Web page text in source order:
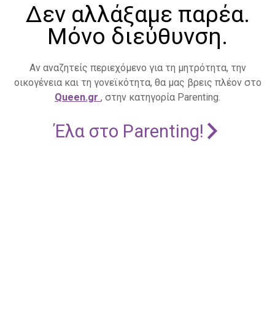
Δεν αλλάξαμε παρέα.
Μόνο διεύθυνση.
Αν αναζητείς περιεχόμενο για τη μητρότητα, την
οικογένεια και τη γονεϊκότητα, θα μας βρεις πλέον στο
Queen.gr , στην κατηγορία Parenting.
Έλα στο Parenting!